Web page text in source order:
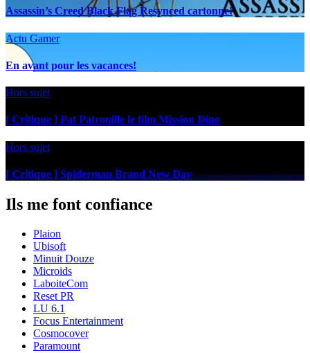
Assassin’s Creed Black Flag Resynced cartonne!
Actu Gamer
En avant pour les vacances!
Hors sujet
[ Critique ] Pat Patrouille le film Mission Dino
Hors sujet
[ Critique ] Spiderman Brand New Day
Ils me font confiance
Plaion
Ubisoft
Minuit Douze
Microids
LaboiteCom
Reset PR
LU 6.1
Focus Entertainment
Cosmocover
Paramount